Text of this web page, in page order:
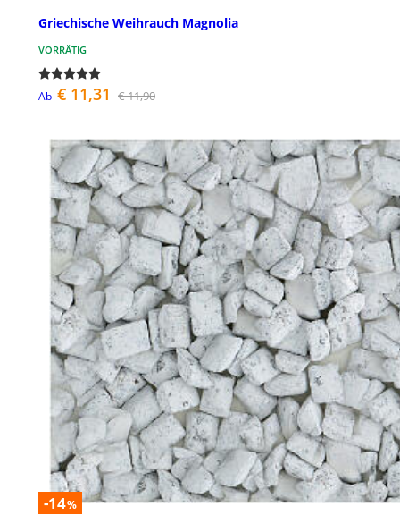
Griechische Weihrauch Magnolia
VORRÄTIG
Ab € 11,31 € 11,90
-14%